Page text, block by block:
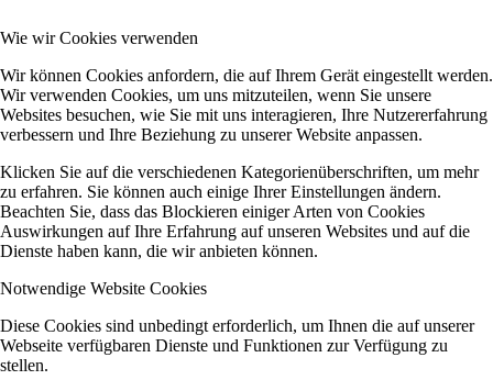
Wie wir Cookies verwenden
Wir können Cookies anfordern, die auf Ihrem Gerät eingestellt werden.
Wir verwenden Cookies, um uns mitzuteilen, wenn Sie unsere
Websites besuchen, wie Sie mit uns interagieren, Ihre Nutzererfahrung
verbessern und Ihre Beziehung zu unserer Website anpassen.
Klicken Sie auf die verschiedenen Kategorienüberschriften, um mehr
zu erfahren. Sie können auch einige Ihrer Einstellungen ändern.
Beachten Sie, dass das Blockieren einiger Arten von Cookies
Auswirkungen auf Ihre Erfahrung auf unseren Websites und auf die
Dienste haben kann, die wir anbieten können.
Notwendige Website Cookies
Diese Cookies sind unbedingt erforderlich, um Ihnen die auf unserer
Webseite verfügbaren Dienste und Funktionen zur Verfügung zu
stellen.